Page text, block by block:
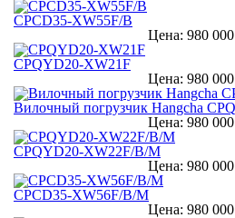
CPCD35-XW55F/B
Цена: 980
CPQYD20-XW21F
Цена: 980
Вилочный погрузчик Hangcha
Цена: 980
CPQYD20-XW22F/B/M
Цена: 980
CPCD35-XW56F/B/M
Цена: 980